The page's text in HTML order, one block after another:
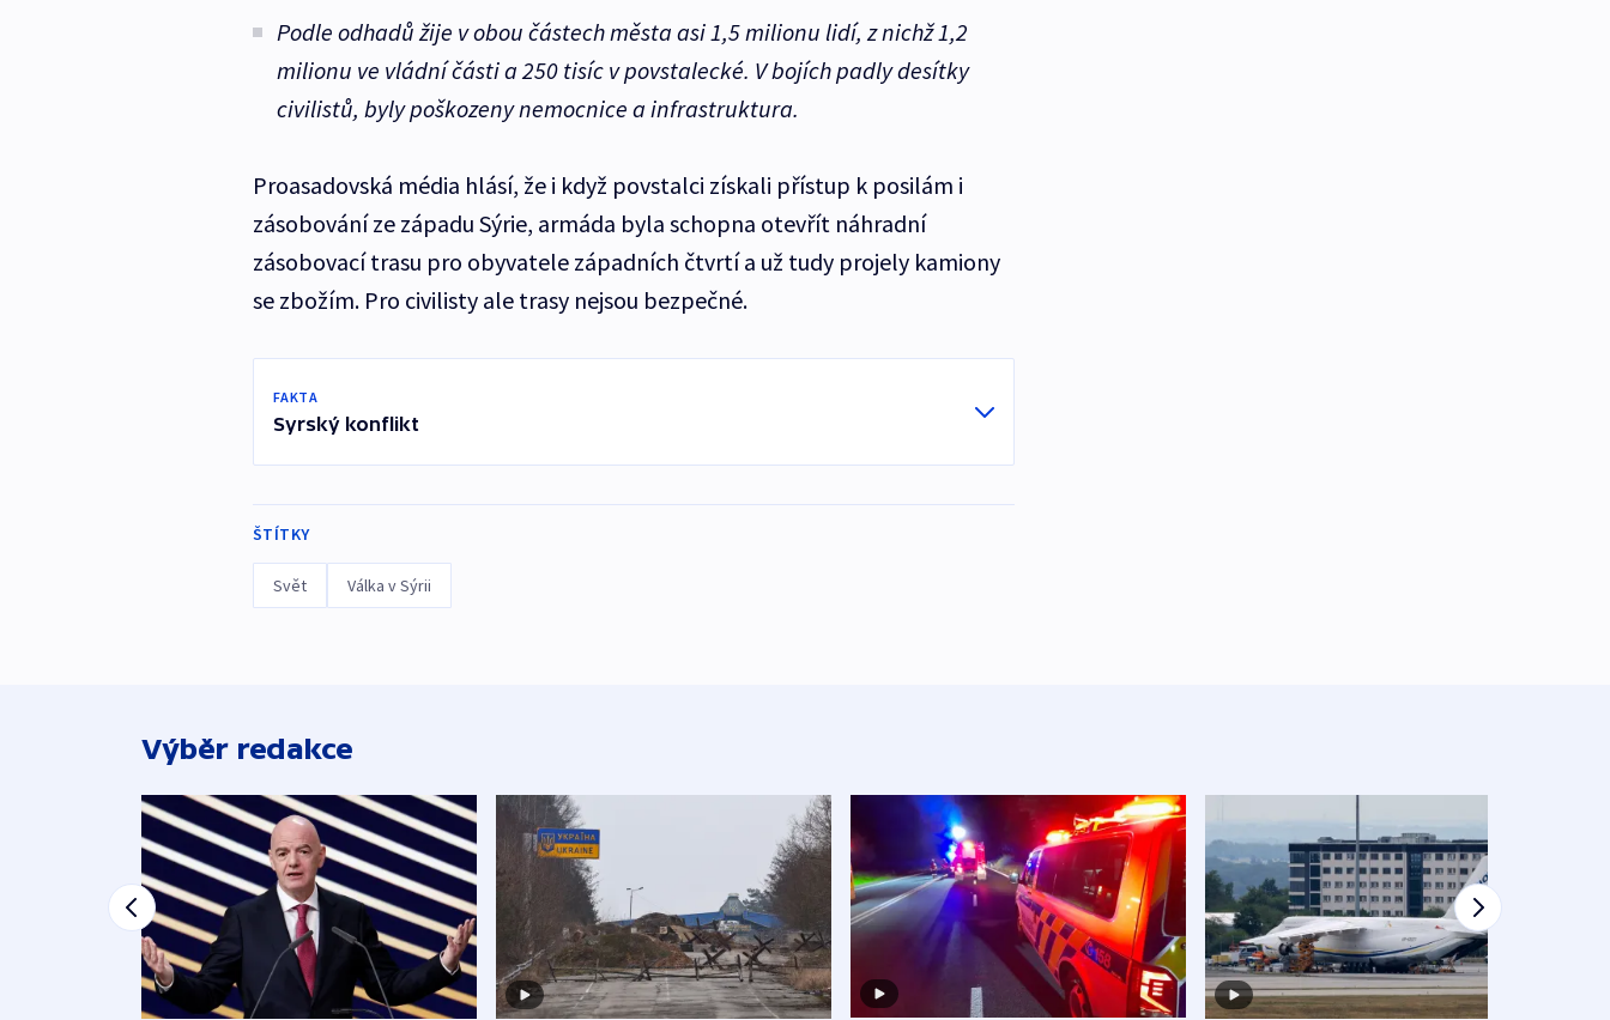
Podle odhadů žije v obou částech města asi 1,5 milionu lidí, z nichž 1,2
milionu ve vládní části a 250 tisíc v povstalecké. V bojích padly desítky
civilistů, byly poškozeny nemocnice a infrastruktura.
Proasadovská média hlásí, že i když povstalci získali přístup k posilám i
zásobování ze západu Sýrie, armáda byla schopna otevřít náhradní
zásobovací trasu pro obyvatele západních čtvrtí a už tudy projely kamiony
se zbožím. Pro civilisty ale trasy nejsou bezpečné.
FAKTA
Syrský konflikt
ŠTÍTKY
Svět Válka v Sýrii
Výběr redakce